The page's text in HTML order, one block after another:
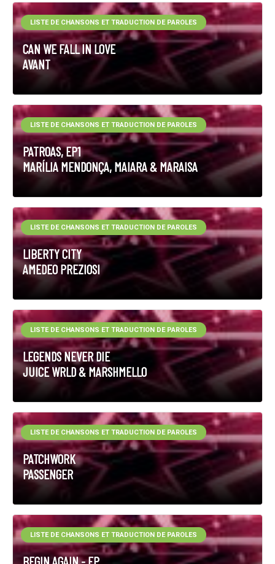
CAN WE FALL IN LOVE
AVANT
LISTE DE CHANSONS ET TRADUCTION DE PAROLES
PATROAS, EP1
MARÍLIA MENDONÇA, MAIARA & MARAISA
LISTE DE CHANSONS ET TRADUCTION DE PAROLES
LIBERTY CITY
AMEDEO PREZIOSI
LISTE DE CHANSONS ET TRADUCTION DE PAROLES
LEGENDS NEVER DIE
JUICE WRLD & MARSHMELLO
LISTE DE CHANSONS ET TRADUCTION DE PAROLES
PATCHWORK
PASSENGER
LISTE DE CHANSONS ET TRADUCTION DE PAROLES
LISTE DE CHANSONS ET TRADUCTION DE PAROLES